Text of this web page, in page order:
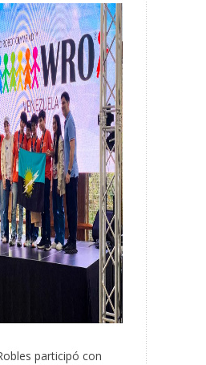
participó con